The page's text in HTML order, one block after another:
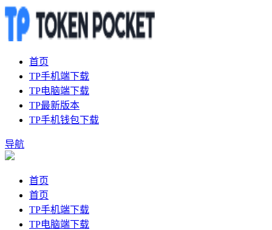
首页
TP手机端下载
TP电脑端下载
TP最新版本
TP手机钱包下载
导航
首页
首页
TP手机端下载
TP电脑端下载